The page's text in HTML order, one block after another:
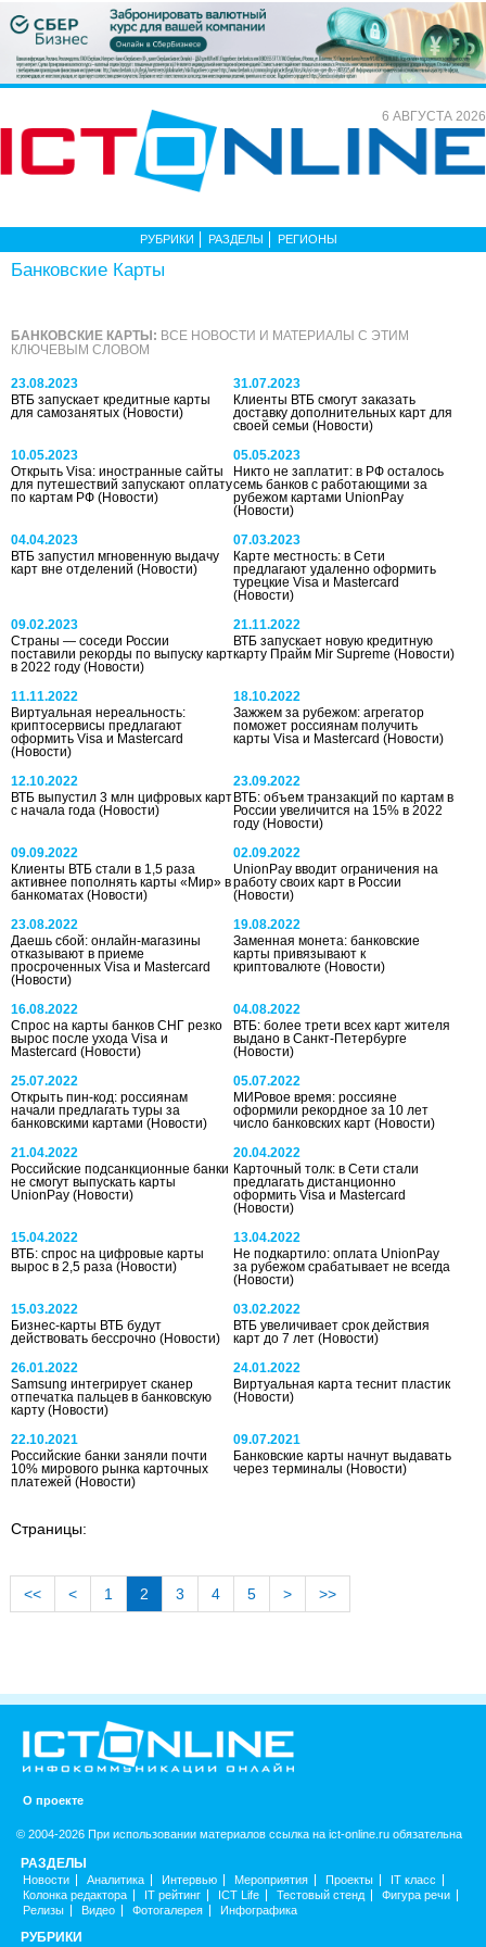
6 АВГУСТА 2026
РУБРИКИ РАЗДЕЛЫ РЕГИОНЫ
Банковские Карты
БАНКОВСКИЕ КАРТЫ: ВСЕ НОВОСТИ И МАТЕРИАЛЫ С ЭТИМ
КЛЮЧЕВЫМ СЛОВОМ
23.08.2023
ВТБ запускает кредитные карты
для самозанятых (Новости)
31.07.2023
Клиенты ВТБ смогут заказать
доставку дополнительных карт для
своей семьи(Новости)
10.05.2023
Открыть Visa: иностранные сайты
для путешествий запускают оплату
по картам РФ (Новости)
05.05.2023
Никто не заплатит: в РФ осталось
семь банков с работающими за
рубежом картами UnionPay
(Новости)
04.04.2023
ВТБ запустил мгновенную выдачу
карт вне отделений (Новости)
07.03.2023
Карте местность: в Сети
предлагают удаленно оформить
турецкие Visa и Masterсard
(Новости)
09.02.2023
Страны — соседи России
поставили рекорды по выпуску карт
в 2022 году (Новости)
21.11.2022
ВТБ запускает новую кредитную
карту Прайм Mir Supreme(Новости)
11.11.2022
Виртуальная нереальность:
криптосервисы предлагают
оформить Visa и Mastercard
(Новости)
18.10.2022
Зажжем за рубежом: агрегатор
поможет россиянам получить
карты Visa и Mastercard(Новости)
12.10.2022
ВТБ выпустил 3 млн цифровых карт
с начала года (Новости)
23.09.2022
ВТБ: объем транзакций по картам в
России увеличится на 15% в 2022
году(Новости)
09.09.2022
Клиенты ВТБ стали в 1,5 раза
активнее пополнять карты «Мир» в
банкоматах (Новости)
02.09.2022
UnionPay вводит ограничения на
работу своих карт в России
(Новости)
23.08.2022
Даешь сбой: онлайн-магазины
отказывают в приеме
просроченных Visa и Mastercard
(Новости)
19.08.2022
Заменная монета: банковские
карты привязывают к
криптовалюте(Новости)
16.08.2022
Спрос на карты банков СНГ резко
вырос после ухода Visa и
Mastercard (Новости)
04.08.2022
ВТБ: более трети всех карт жителя
выдано в Санкт-Петербурге
(Новости)
25.07.2022
Открыть пин-код: россиянам
начали предлагать туры за
банковскими картами (Новости)
05.07.2022
МИРовое время: россияне
оформили рекордное за 10 лет
число банковских карт(Новости)
21.04.2022
Российские подсанкционные банки
не смогут выпускать карты
UnionPay (Новости)
20.04.2022
Карточный толк: в Сети стали
предлагать дистанционно
оформить Visa и Mastercard
(Новости)
15.04.2022
ВТБ: спрос на цифровые карты
вырос в 2,5 раза (Новости)
13.04.2022
Не подкартило: оплата UnionPay
за рубежом срабатывает не всегда
(Новости)
15.03.2022
Бизнес-карты ВТБ будут
действовать бессрочно (Новости)
03.02.2022
ВТБ увеличивает срок действия
карт до 7 лет(Новости)
26.01.2022
Samsung интегрирует cканер
отпечатка пальцев в банковскую
карту (Новости)
24.01.2022
Виртуальная карта теснит пластик
(Новости)
22.10.2021
Российские банки заняли почти
10% мирового рынка карточных
платежей (Новости)
09.07.2021
Банковские карты начнут выдавать
через терминалы(Новости)
Страницы:
<< < 1 2 3 4 5 > >>
О проекте
© 2004-2026 При использовании материалов ссылка на ict-online.ru обязательна
РАЗДЕЛЫ
Новости Аналитика Интервью Мероприятия Проекты
IT класс
Колонка редактора
IT рейтинг ICT Life Тестовый стенд
Фигура речи
Релизы
Видео Фотогалерея Инфографика
РУБРИКИ